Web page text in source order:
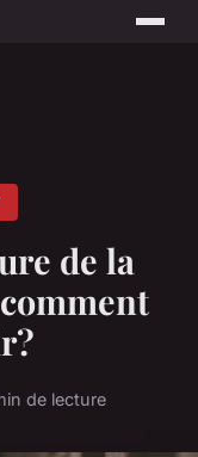
de la
de lecture